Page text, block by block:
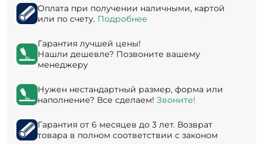
Оплата при получении наличными, картой
или по счету. Подробнее
Гарантия лучшей цены!
Нашли дешевле? Позвоните вашему
менеджеру
Нужен нестандартный размер, форма или
наполнение? Все сделаем! Звоните!
Гарантия от 6 месяцев до 3 лет. Возврат
товара в полном соответствии с законом